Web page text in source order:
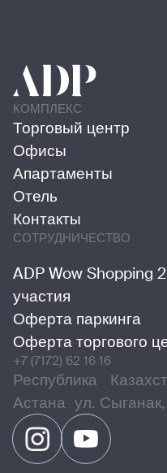
КОМПЛЕКС
Торговый центр
Офисы
Апартаменты
Отель
Контакты
СОТРУДНИЧЕСТВО
ADP Wow Shopping
участия
Оферта паркинга
Оферта торгового
+7 (7172) 62 16 16
Республика
Астана ул.